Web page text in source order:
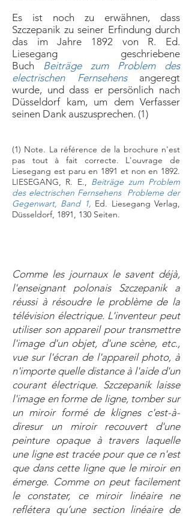
Es ist noch zu erwähnen, dass
Szczepanik zu seiner Erfindung durch
das im Jahre 1892 von R. Ed.
Liesegang geschriebene
Buch Beiträge zum Problem des
electrischen Fernsehens angeregt
wurde, und dass er persönlich nach
Düsseldorf kam, um dem Verfasser
seinen Dank auszusprechen. (1)
(1) Note. La référence de la brochure n'est
pas tout à fait correcte. L'ouvrage de
Liesegang est paru en 1891 et non en 1892.
LIESEGANG, R. E., Beiträge zum Problem
des electrischen Fernsehens Probleme der
Gegenwart, Band 1, Ed. Liesegang Verlag,
Düsseldorf, 1891, 130 Seiten.
Comme les journaux le savent déjà,
l'enseignant polonais Szczepanik a
réussi à résoudre le problème de la
télévision électrique. L'inventeur peut
utiliser son appareil pour transmettre
l'image d'un objet, d'une scène, etc.,
vue sur l'écran de l'appareil photo, à
n'importe quelle distance à l'aide d'un
courant électrique. Szczepanik laisse
l'image en forme de ligne, tomber sur
un miroir formé de klignes c'est-à-
diresur un miroir recouvert d'une
peinture opaque à travers laquelle
une ligne est tracée pour que ce n'est
que dans cette ligne que le miroir en
émerge. Comme on peut facilement
le constater, ce miroir linéaire ne
reflétera qu’une section linéaire de